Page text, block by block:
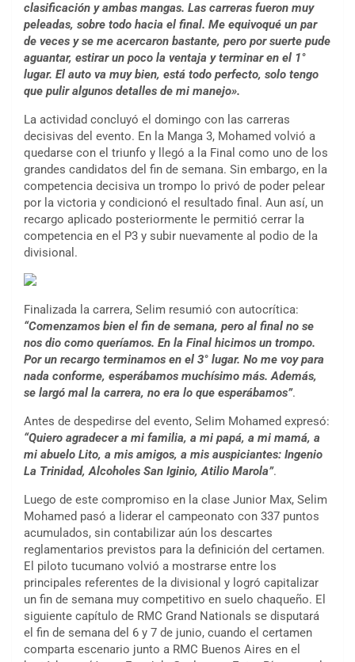
clasificación y ambas mangas. Las carreras fueron muy
peleadas, sobre todo hacia el final. Me equivoqué un par
de veces y se me acercaron bastante, pero por suerte pude
aguantar, estirar un poco la ventaja y terminar en el 1°
lugar. El auto va muy bien, está todo perfecto, solo tengo
que pulir algunos detalles de mi manejo».
La actividad concluyó el domingo con las carreras
decisivas del evento. En la Manga 3, Mohamed volvió a
quedarse con el triunfo y llegó a la Final como uno de los
grandes candidatos del fin de semana. Sin embargo, en la
competencia decisiva un trompo lo privó de poder pelear
por la victoria y condicionó el resultado final. Aun así, un
recargo aplicado posteriormente le permitió cerrar la
competencia en el P3 y subir nuevamente al podio de la
divisional.
Finalizada la carrera, Selim resumió con autocrítica:
“Comenzamos bien el fin de semana, pero al final no se
nos dio como queríamos. En la Final hicimos un trompo.
Por un recargo terminamos en el 3° lugar. No me voy para
nada conforme, esperábamos muchísimo más. Además,
se largó mal la carrera, no era lo que esperábamos”.
Antes de despedirse del evento, Selim Mohamed expresó:
“Quiero agradecer a mi familia, a mi papá, a mi mamá, a
mi abuelo Lito, a mis amigos, a mis auspiciantes: Ingenio
La Trinidad, Alcoholes San Iginio, Atilio Marola”.
Luego de este compromiso en la clase Junior Max, Selim
Mohamed pasó a liderar el campeonato con 337 puntos
acumulados, sin contabilizar aún los descartes
reglamentarios previstos para la definición del certamen.
El piloto tucumano volvió a mostrarse entre los
principales referentes de la divisional y logró capitalizar
un fin de semana muy competitivo en suelo chaqueño. El
siguiente capítulo de RMC Grand Nationals se disputará
el fin de semana del 6 y 7 de junio, cuando el certamen
comparta escenario junto a RMC Buenos Aires en el